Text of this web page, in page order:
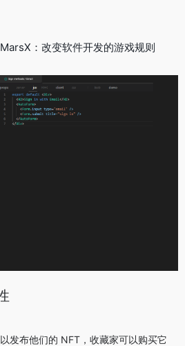
：改变软件开发的游戏规则
发布他们的 NFT，收藏家可以购买它